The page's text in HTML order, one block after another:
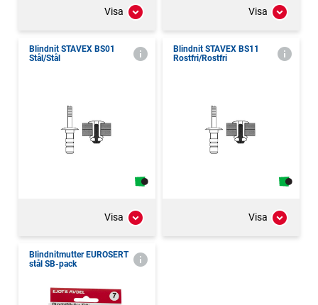
Visa Visa
Blindnit STAVEX BS01
Stål/Stål
Visa
Blindnit STAVEX BS11
Rostfri/Rostfri
Visa
Blindnitmutter EUROSERT
stål SB-pack